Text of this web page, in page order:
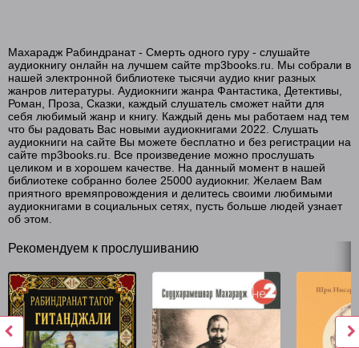
Махарадж Рабиндранат - Смерть одного гуру - слушайте
аудиокнигу онлайн на лучшем сайте mp3books.ru. Мы собрали в
нашей электронной библиотеке тысячи аудио книг разных
жанров литературы. Аудиокниги жанра Фантастика, Детективы,
Роман, Проза, Сказки, каждый слушатель сможет найти для
себя любимый жанр и книгу. Каждый день мы работаем над тем
что бы радовать Вас новыми аудиокнигами 2022. Слушать
аудиокниги на сайте Вы можете бесплатно и без регистрации на
сайте mp3books.ru. Все произведение можно прослушать
целиком и в хорошем качестве. На данный момент в нашей
библиотеке собранно более 25000 аудиокниг. Желаем Вам
приятного времяпровождения и делитесь своими любимыми
аудиокнигами в социальных сетях, пусть больше людей узнает
об этом.
Рекомендуем к прослушиванию